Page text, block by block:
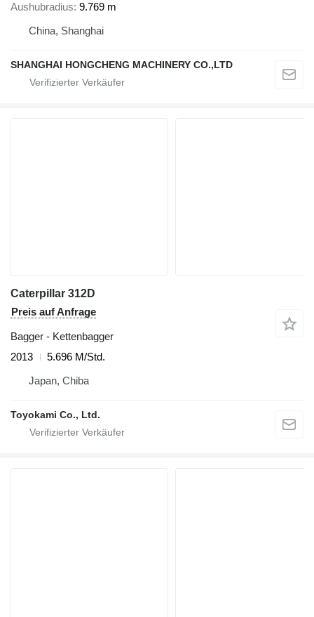
Aushubradius 9.769 m
China, Shanghai
SHANGHAI HONGCHENG MACHINERY CO.,LTD
Caterpillar 312D
Preis auf Anfrage
Bagger - Kettenbagger
2013
5.696 M/Std.
Japan, Chiba
Toyokami Co., Ltd.